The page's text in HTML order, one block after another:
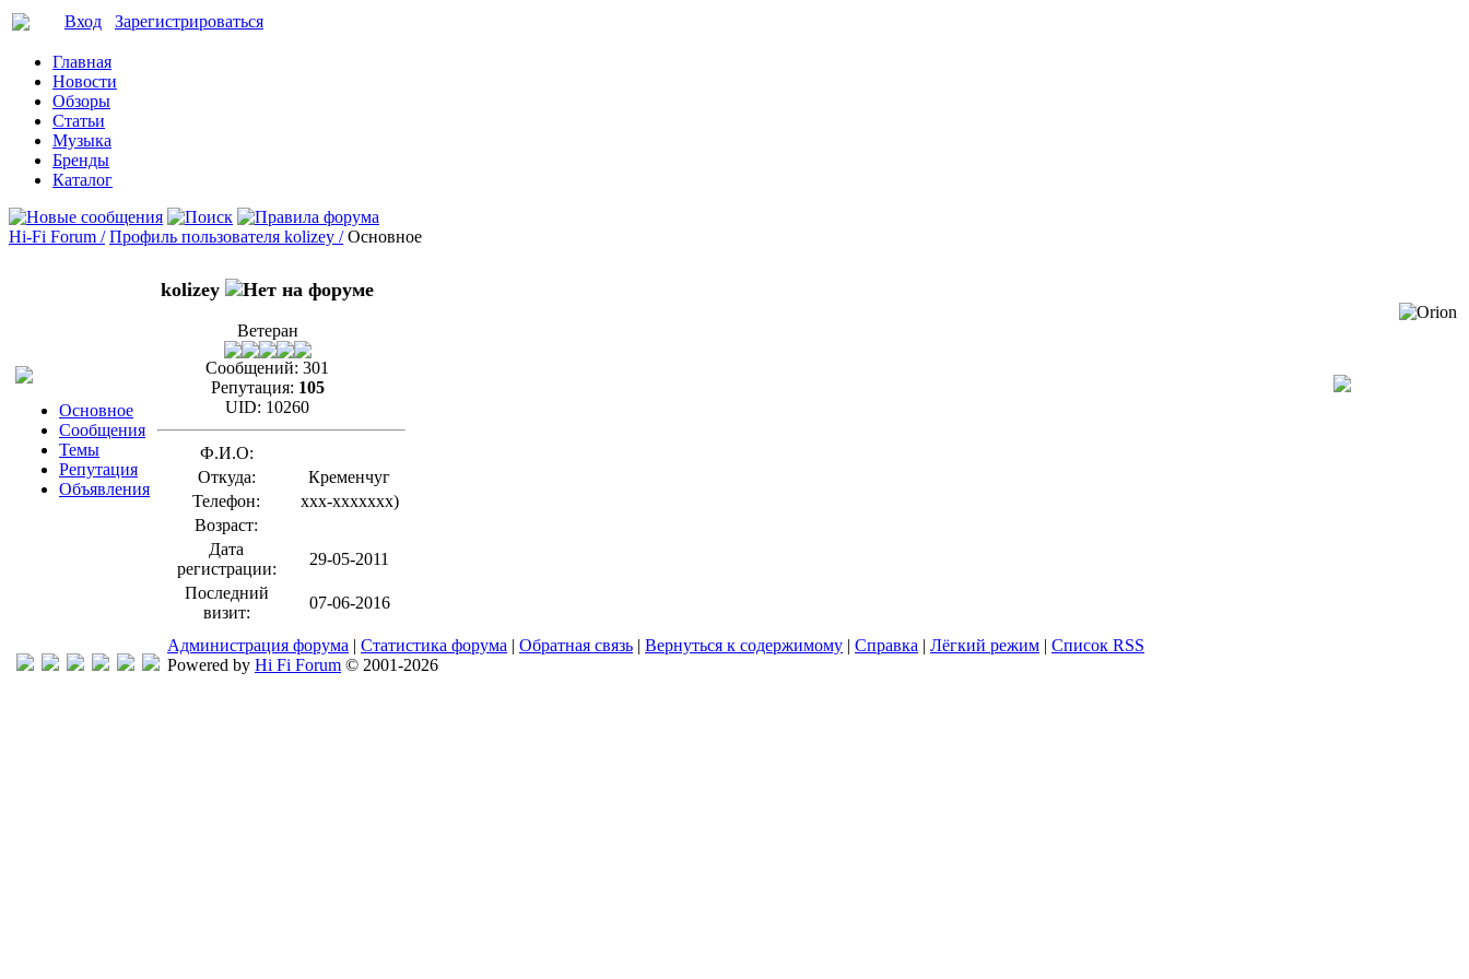
Вход Зарегистрироваться
Главная
Новости
Обзоры
Статьи
Музыка
Бренды
Каталог
Hi-Fi Forum / Профиль пользователя kolizey / Основное
Основное
Сообщения
Темы
Репутация
Объявления
kolizey
Ветеран
Сообщений: 301
Репутация: 105
UID: 10260
Ф.И.О:
Откуда:
Кременчуг
Телефон:
xxx-xxxxxxx)
Возраст:
Дата
регистрации:
29-05-2011
Последний
визит:
07-06-2016
Администрация форума | Статистика форума | Обратная связь | Вернуться к содержимому | Справка | Лёгкий режим | Список RSS
Powered by Hi Fi Forum © 2001-2026